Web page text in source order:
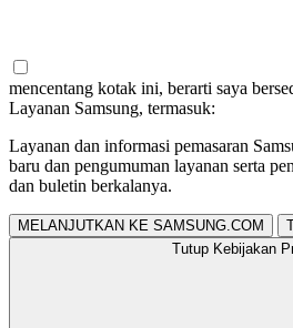
mencentang kotak ini, berarti saya
Layanan Samsung, termasuk:
Layanan dan informasi pemasaran
baru dan pengumuman layanan serta
dan buletin berkalanya.
MELANJUTKAN KE SAMSUNG.COM
Tutup Kebijakan